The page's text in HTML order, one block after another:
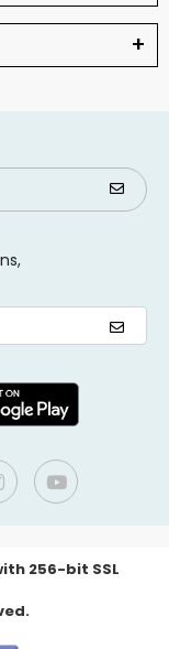
256-bit SSL